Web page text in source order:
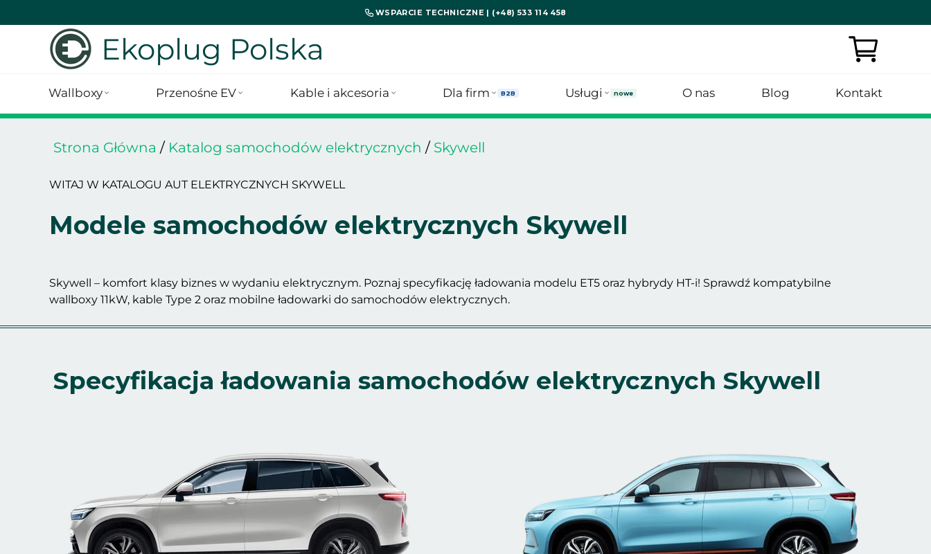
Wallboxy Przenośne EV Kable i akcesoria Dla firm B2B Usługi nowe O nas Blog Kontakt
WSPARCIE TECHNICZNE | (+48) 533 114 458
Ekoplug Polska
Specyfikacja ładowania samochodów elektrycznych Skywell
Strona Główna / Katalog samochodów elektrycznych / Skywell
WITAJ W KATALOGU AUT ELEKTRYCZNYCH SKYWELL
Modele samochodów elektrycznych Skywell
Skywell – komfort klasy biznes w wydaniu elektrycznym. Poznaj specyfikację ładowania modelu ET5 oraz hybrydy HT-i! Sprawdź kompatybilne
wallboxy 11kW, kable Type 2 oraz mobilne ładowarki do samochodów elektrycznych.